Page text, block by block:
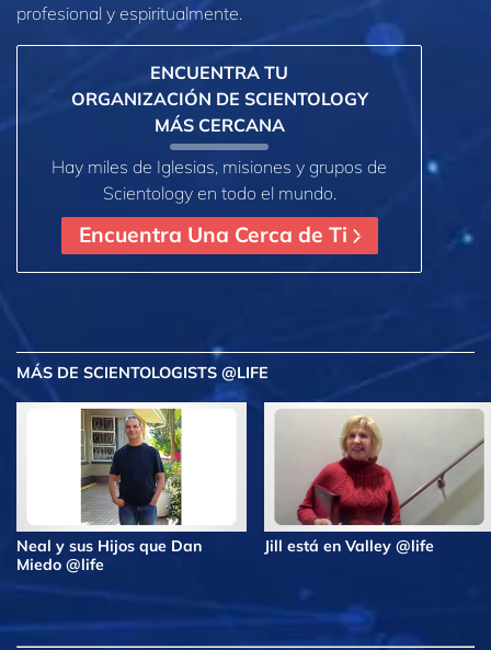
profesional y espiritualmente.
ENCUENTRA TU
ORGANIZACIÓN DE SCIENTOLOGY
MÁS CERCANA
Hay miles de Iglesias, misiones y grupos de
Scientology en todo el mundo.
Encuentra Una Cerca de Ti
MÁS DE SCIENTOLOGISTS @LIFE
Neal y sus Hijos que Dan
Miedo @life
Jill está en Valley @life